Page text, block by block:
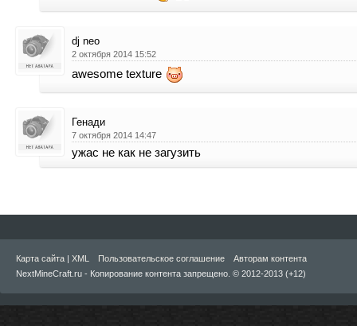
dj neo
2 октября 2014 15:52
awesome texture
Генади
7 октября 2014 14:47
ужас не как не загузить
Карта сайта | XML Пользовательское соглашение
Авторам контента
NextMineCraft.ru - Копирование контента запрещено. © 2012-2013 (+12)